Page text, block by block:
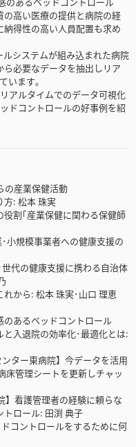
高い医療の提供と病院の経
得性の高い人員配置も求め
システムが組み込まれた病院
必要なデータを抽出しリア
います｡
アルタイムでのデータ可視化
ドコントロールの好事例を紹
の産業保健活動
方: 松本 珠実
役割｢産業保健に関わる保健師
小規模事業者への健康支援の
代の健康支援に携わる自治体
れから: 松本 珠実･山口 理恵
あるベッドコントロール
と入退院の効率化･最適化とは:
ター東病院】今データを活用
床管理シートを更新しチャッ
】看護管理者の経験に頼らな
トロール: 田渕 典子
コントロールをするために何